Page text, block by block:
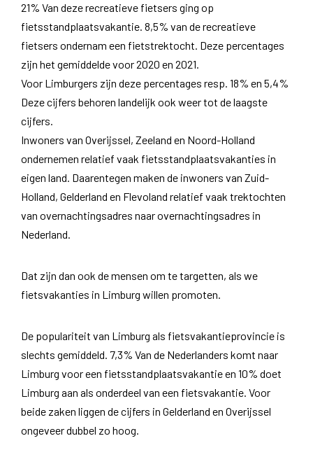
21% Van deze recreatieve fietsers ging op
fietsstandplaatsvakantie. 8,5% van de recreatieve
fietsers ondernam een fietstrektocht. Deze percentages
zijn het gemiddelde voor 2020 en 2021.
Voor Limburgers zijn deze percentages resp. 18% en 5,4%
Deze cijfers behoren landelijk ook weer tot de laagste
cijfers.
Inwoners van Overijssel, Zeeland en Noord-Holland
ondernemen relatief vaak fietsstandplaatsvakanties in
eigen land. Daarentegen maken de inwoners van Zuid-
Holland, Gelderland en Flevoland relatief vaak trektochten
van overnachtingsadres naar overnachtingsadres in
Nederland.
Dat zijn dan ook de mensen om te targetten, als we
fietsvakanties in Limburg willen promoten.
De populariteit van Limburg als fietsvakantieprovincie is
slechts gemiddeld. 7,3% Van de Nederlanders komt naar
Limburg voor een fietsstandplaatsvakantie en 10% doet
Limburg aan als onderdeel van een fietsvakantie. Voor
beide zaken liggen de cijfers in Gelderland en Overijssel
ongeveer dubbel zo hoog.